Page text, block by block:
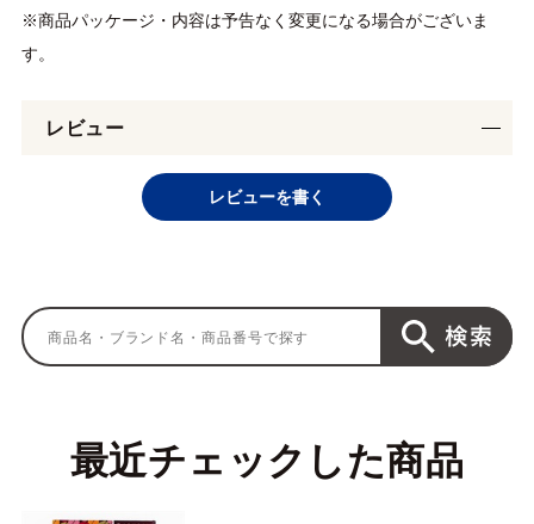
※商品パッケージ・内容は予告なく変更になる場合がございま
す。
レビュー
レビューを書く
最近チェックした商品